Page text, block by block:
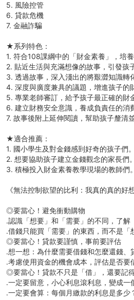
5. 風險控管
6. 貸款危機
7. 金融詐騙
★系列特色：
1. 符合108課綱中的「財金素養」，培
2. 貼近生活與充滿想像的故事，引發孩
3. 透過故事，深入淺出的將艱澀知識轉
4. 深度與廣度兼具的議題，增進孩子的
5. 專業老師審訂，給予孩子最正確的財
6. 建立財務安全意識，養成負責任的消
7. 故事後附上延伸閱讀，幫助孩子釐清
★適合推薦：
1. 國小學生及對金錢感到好奇的孩子們
2. 想要協助孩子建立金錢觀念的家長們
3. 積極投入財金素養教學現場的教師們
《無法控制欲望的比利：我真的真的好
◎要當心！避免衝動購物
․認識「想要」和「需要」的不同，了
․借錢只能買「需要」的東西，而不是「
◎要當心！貸款要謹慎，事前要評估
․想一想：為什麼需要借錢和怎麼還錢
․考慮使用資金的機會成本，評估是否要
◎要當心！貸款不只是「借」，還要記
․一定要留意，小心利息滾利息，變成一
․一定要會算：每個月繳款的利息是多